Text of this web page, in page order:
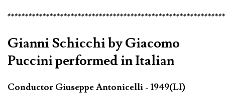
Gianni Schicchi by Giacomo
Puccini performed in Italian
Conductor Giuseppe Antonicelli - 1949(LI)